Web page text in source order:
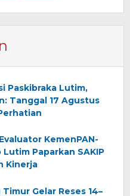
Paskibraka Lutim,
Tanggal 17 Agustus
KemenPAN-
Lutim Paparkan SAKIP
Kinerja
Timur Gelar Reses 14–